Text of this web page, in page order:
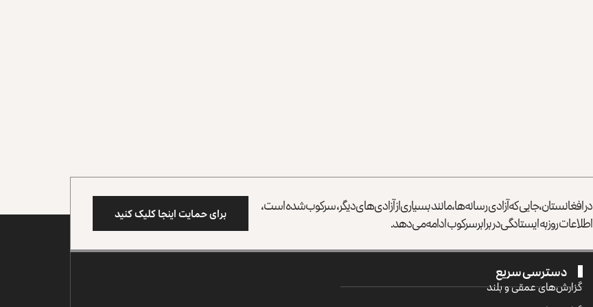
در افغانستان، جایی که آزادی رسانه‌ها، مانند بسیاری از آزادی‌های دیگر، سرکوب شده است،
اطلاعات روز به ایستادگی در برابر سرکوب ادامه می‌دهد. برای حمایت اینجا کلیک کنید
دسترسی سریع
گزارش‌‌های عمقی و بلند